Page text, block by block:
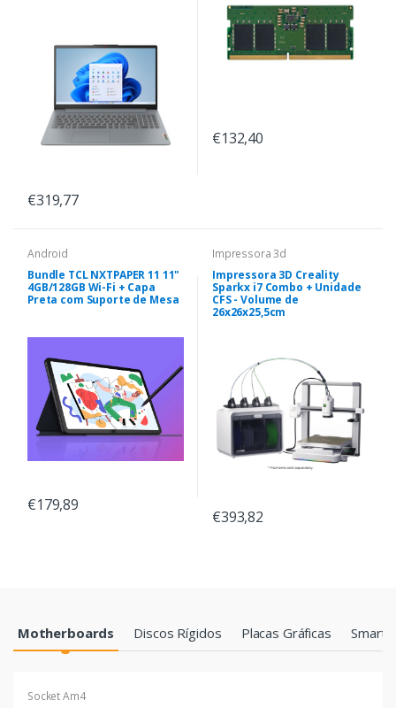
€319,77
€132,40
Android
Bundle TCL NXTPAPER 11 11"
4GB/128GB Wi-Fi + Capa
Preta com Suporte de Mesa
€179,89
Impressora 3d
Impressora 3D Creality
Sparkx i7 Combo + Unidade
CFS - Volume de
26x26x25,5cm
€393,82
Products Grid
Motherboards Discos Rígidos Placas Gráficas
Socket Am4